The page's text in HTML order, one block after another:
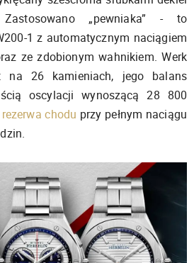
„pewniaka” - to
1 z automatycznym naciągiem
ze zdobionym wahnikiem. Werk
na 26 kamieniach, jego balans
oscylacji wynoszącą 28 800
rezerwa chodu przy pełnym naciągu